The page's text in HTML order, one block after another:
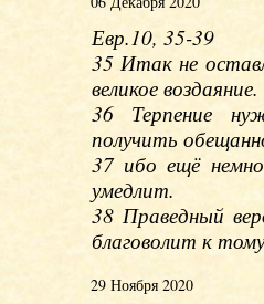
Евр.10, 35-39
35 Итак не
великое воздаяние.
36 Терпение
получить
37 ибо ещё
умедлит.
38 Праведный
благоволит к
29 Ноября 2020